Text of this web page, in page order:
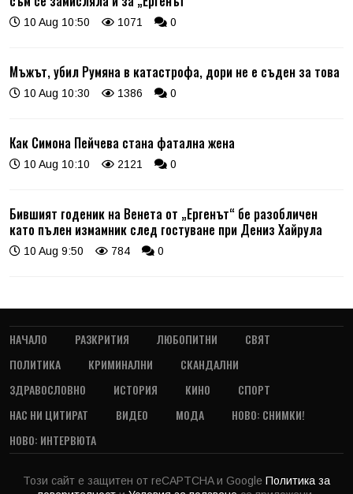
10 Aug 10:50 1071 0
Мъжът, убил Румяна в катастрофа, дори не е съден за това
10 Aug 10:30 1386 0
Как Симона Пейчева стана фатална жена
10 Aug 10:10 2121 0
Бившият годеник на Венета от „Ергенът“ бе разобличен
като пълен измамник след гостуване при Дениз Хайрула
10 Aug 9:50 784 0
НАЧАЛО РАЗКРИТИЯ ЛЮБОПИТНИ
СВЯТ
ПОЛИТИКА
КРИМИНАЛНИ
СКАНДАЛНИ
ЗДРАВОСЛОВНО
ИСТОРИЯ КИНО
СПОРТ
НАС НИ ЦИТИРАТ
ВИДЕО МОДА
НОВО: СНИМКИ!
НОВО: ИНТЕРВЮТА
Този сайт е защитен от reCAPTCHA и Google Политика за